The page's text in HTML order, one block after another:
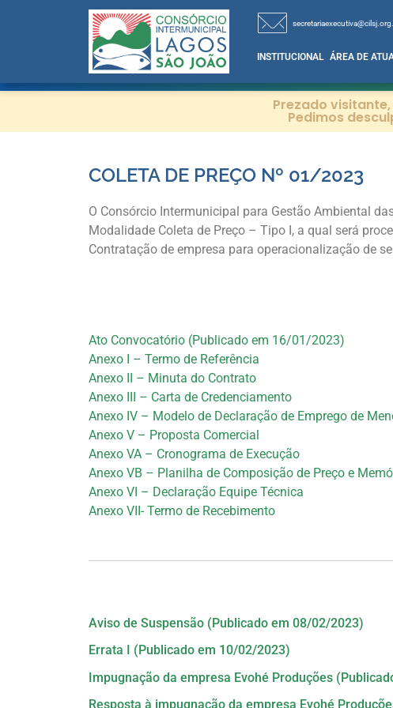
INSTITUCIONAL ÁREA DE
Prezado
Pedimos
COLETA DE PREÇO Nº 01/2023
O Consórcio Intermunicipal para Gestão Ambiental
Modalidade Coleta de Preço – Tipo I, a qual será
Contratação de empresa para operacionalização de
Ato Convocatório (Publicado em 16/01/2023)
Anexo I – Termo de Referência
Anexo II – Minuta do Contrato
Anexo III – Carta de Credenciamento
Anexo IV – Modelo de Declaração de Emprego de
Anexo V – Proposta Comercial
Anexo VA – Cronograma de Execução
Anexo VB – Planilha de Composição de Preço e
Anexo VI – Declaração Equipe Técnica
Anexo VII- Termo de Recebimento
Aviso de Suspensão (Publicado em 08/02/2023)
Errata I (Publicado em 10/02/2023)
Impugnação da empresa Evohé Produções
Resposta à impugnação da empresa Evohé